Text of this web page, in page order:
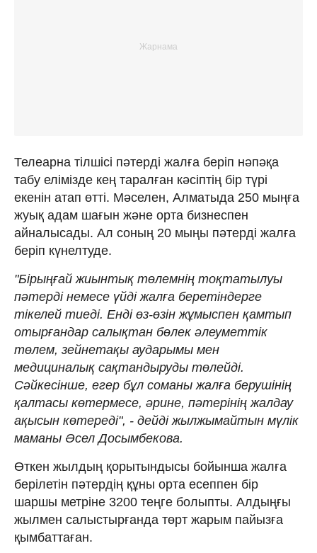
Телеарна тілшісі пәтерді жалға беріп нәпәқа
табу елімізде кең таралған кәсіптің бір түрі
екенін атап өтті. Мәселен, Алматыда 250 мыңға
жуық адам шағын және орта бизнеспен
айналысады. Ал соның 20 мыңы пәтерді жалға
беріп күнелтуде.
"Бірыңғай жиынтық төлемнің тоқтатылуы
пәтерді немесе үйді жалға беретіндерге
тікелей тиеді. Енді өз-өзін жұмыспен қамтып
отырғандар салықтан бөлек әлеуметтік
төлем, зейнетақы аударымы мен
медициналық сақтандыруды төлейді.
Сәйкесінше, егер бұл соманы жалға берушінің
қалтасы көтермесе, әрине, пәтерінің жалдау
ақысын көтереді", - дейді жылжымайтын мүлік
маманы Әсел Досымбекова.
Өткен жылдың қорытындысы бойынша жалға
берілетін пәтердің құны орта есеппен бір
шаршы метріне 3200 теңге болыпты. Алдыңғы
жылмен салыстырғанда төрт жарым пайызға
қымбаттаған.